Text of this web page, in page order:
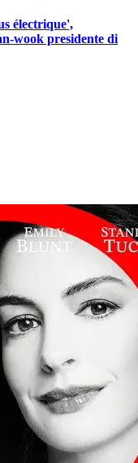
électrique',
wook presidente di